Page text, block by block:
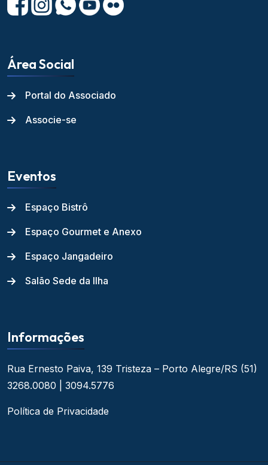
Área Social
Portal do Associado
Associe-se
Eventos
Espaço Bistrô
Espaço Gourmet e Anexo
Espaço Jangadeiro
Salão Sede da Ilha
Informações
Rua Ernesto Paiva, 139 Tristeza – Porto Alegre/RS (51)
3268.0080 | 3094.5776
Política de Privacidade